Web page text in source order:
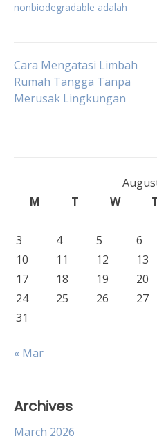
nonbiodegradable adalah
Post
navigation
Cara Mengatasi Limbah
Rumah Tangga Tanpa
Merusak Lingkungan
M
T W
3
4 5 6
10
11 12 13
17
18 19 20
24
25 26 27
31
« Mar
Archives
March 2026